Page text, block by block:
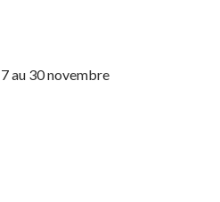
au 30 novembre